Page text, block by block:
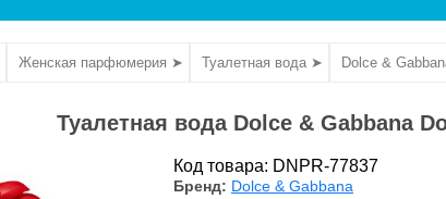
Женская парфюмерия ➤ Туалетная вода ➤ Dolce &
Туалетная вода Dolce & Gabbana
Код товара: DNPR-77837
Бренд: Dolce & Gabbana